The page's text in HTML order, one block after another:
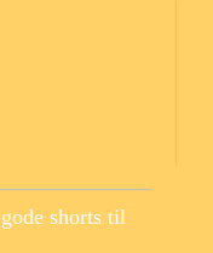
shorts til